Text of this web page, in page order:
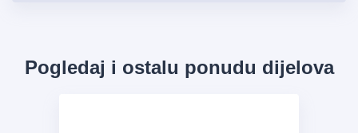
Pogledaj i ostalu ponudu dijelova